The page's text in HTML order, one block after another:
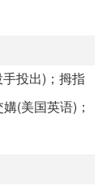
投出)；拇指
(美国英语)；